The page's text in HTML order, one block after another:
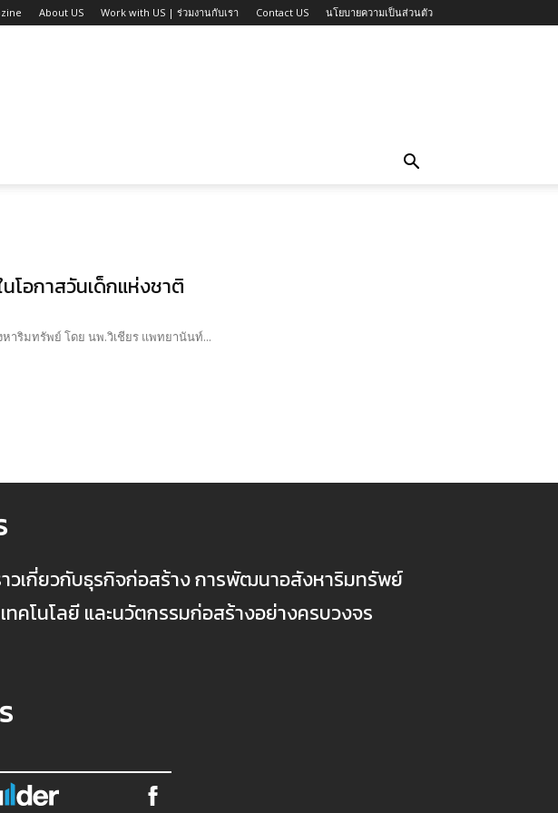
About US Work with US | ร่วมงานกับเรา Contact US นโยบายความเป็นส่วนตัว
โอกาสวันเด็กแห่งชาติ
าริมทรัพย์ โดย นพ.วิเชียร แพทยานันท์...
าวเกี่ยวกับธุรกิจก่อสร้าง การพัฒนาอสังหาริมทรัพย์
โนโลยี และนวัตกรรมก่อสร้างอย่างครบวงจร